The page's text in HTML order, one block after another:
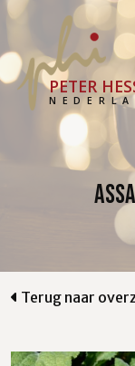
PETER
Terug naar